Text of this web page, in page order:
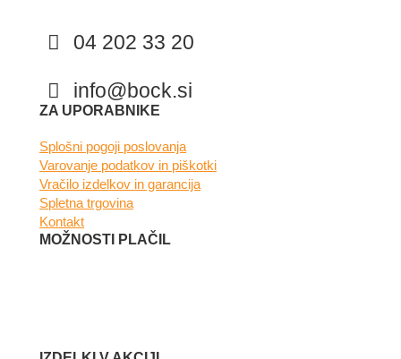
04 202 33 20
info@bock.si
Facebook
Instagram
ZA UPORABNIKE
Splošni pogoji poslovanja
Varovanje podatkov in piškotki
Vračilo izdelkov in garancija
Spletna trgovina
Kontakt
MOŽNOSTI PLAČIL